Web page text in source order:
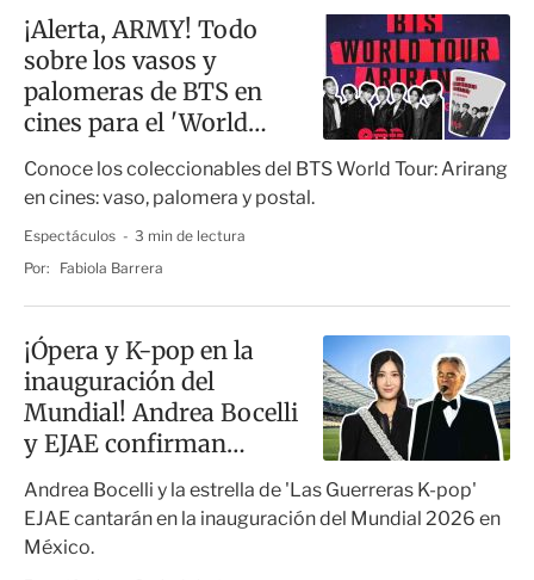
¡Alerta, ARMY! Todo
sobre los vasos y
palomeras de BTS en
cines para el 'World
Tour: Arirang'
Conoce los coleccionables del BTS World Tour: Arirang
en cines: vaso, palomera y postal.
Espectáculos
3 min de lectura
Por:
Fabiola Barrera
¡Ópera y K-pop en la
inauguración del
Mundial! Andrea Bocelli
y EJAE confirman
participación
Andrea Bocelli y la estrella de 'Las Guerreras K-pop'
EJAE cantarán en la inauguración del Mundial 2026 en
México.